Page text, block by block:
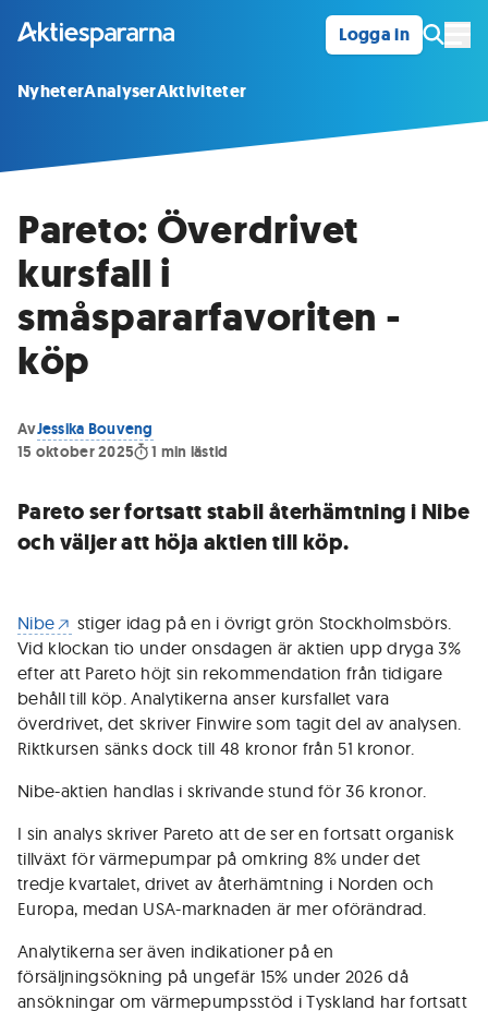
Logga in
NyheterAnalyserAktiviteter
Pareto: Överdrivet
kursfall i
småspararfavoriten -
köp
AvJessika Bouveng
15 oktober 2025
1 min lästid
Pareto ser fortsatt stabil återhämtning i Nibe
och väljer att höja aktien till köp.
Nibe
stiger idag på en i övrigt grön Stockholmsbörs.
Vid klockan tio under onsdagen är aktien upp dryga 3%
efter att Pareto höjt sin rekommendation från tidigare
behåll till köp. Analytikerna anser kursfallet vara
överdrivet, det skriver Finwire som tagit del av analysen.
Riktkursen sänks dock till 48 kronor från 51 kronor.
Nibe-aktien handlas i skrivande stund för 36 kronor.
I sin analys skriver Pareto att de ser en fortsatt organisk
tillväxt för värmepumpar på omkring 8% under det
tredje kvartalet, drivet av återhämtning i Norden och
Europa, medan USA-marknaden är mer oförändrad.
Analytikerna ser även indikationer på en
försäljningsökning på ungefär 15% under 2026 då
ansökningar om värmepumpsstöd i Tyskland har fortsatt